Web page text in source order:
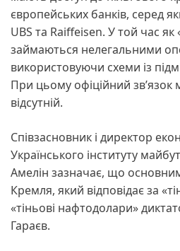
європейських банків, серед
UBS та Raiffeisen. У той час як
займаються нелегальними
використовуючи схеми із
При цьому офіційний
відсутній.
Співзасновник і директор
Українського інституту
Амелін зазначає, що
Кремля, який відповідає за
«тіньові нафтодолари»
Гараєв.